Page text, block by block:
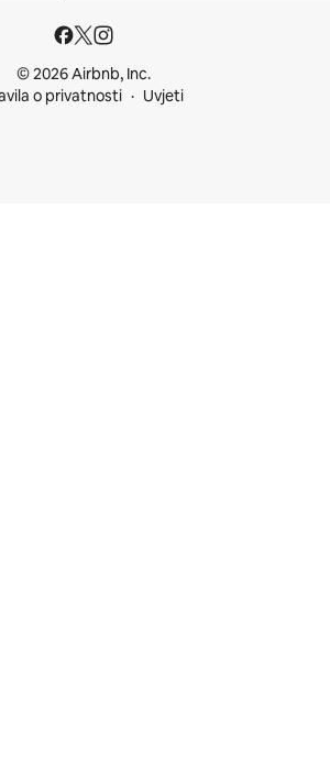
© 2026 Airbnb, Inc.
o privatnosti
Uvjeti